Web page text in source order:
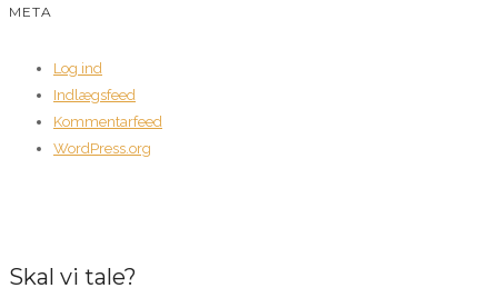
META
Log ind
Indlægsfeed
Kommentarfeed
WordPress.org
Skal vi tale?